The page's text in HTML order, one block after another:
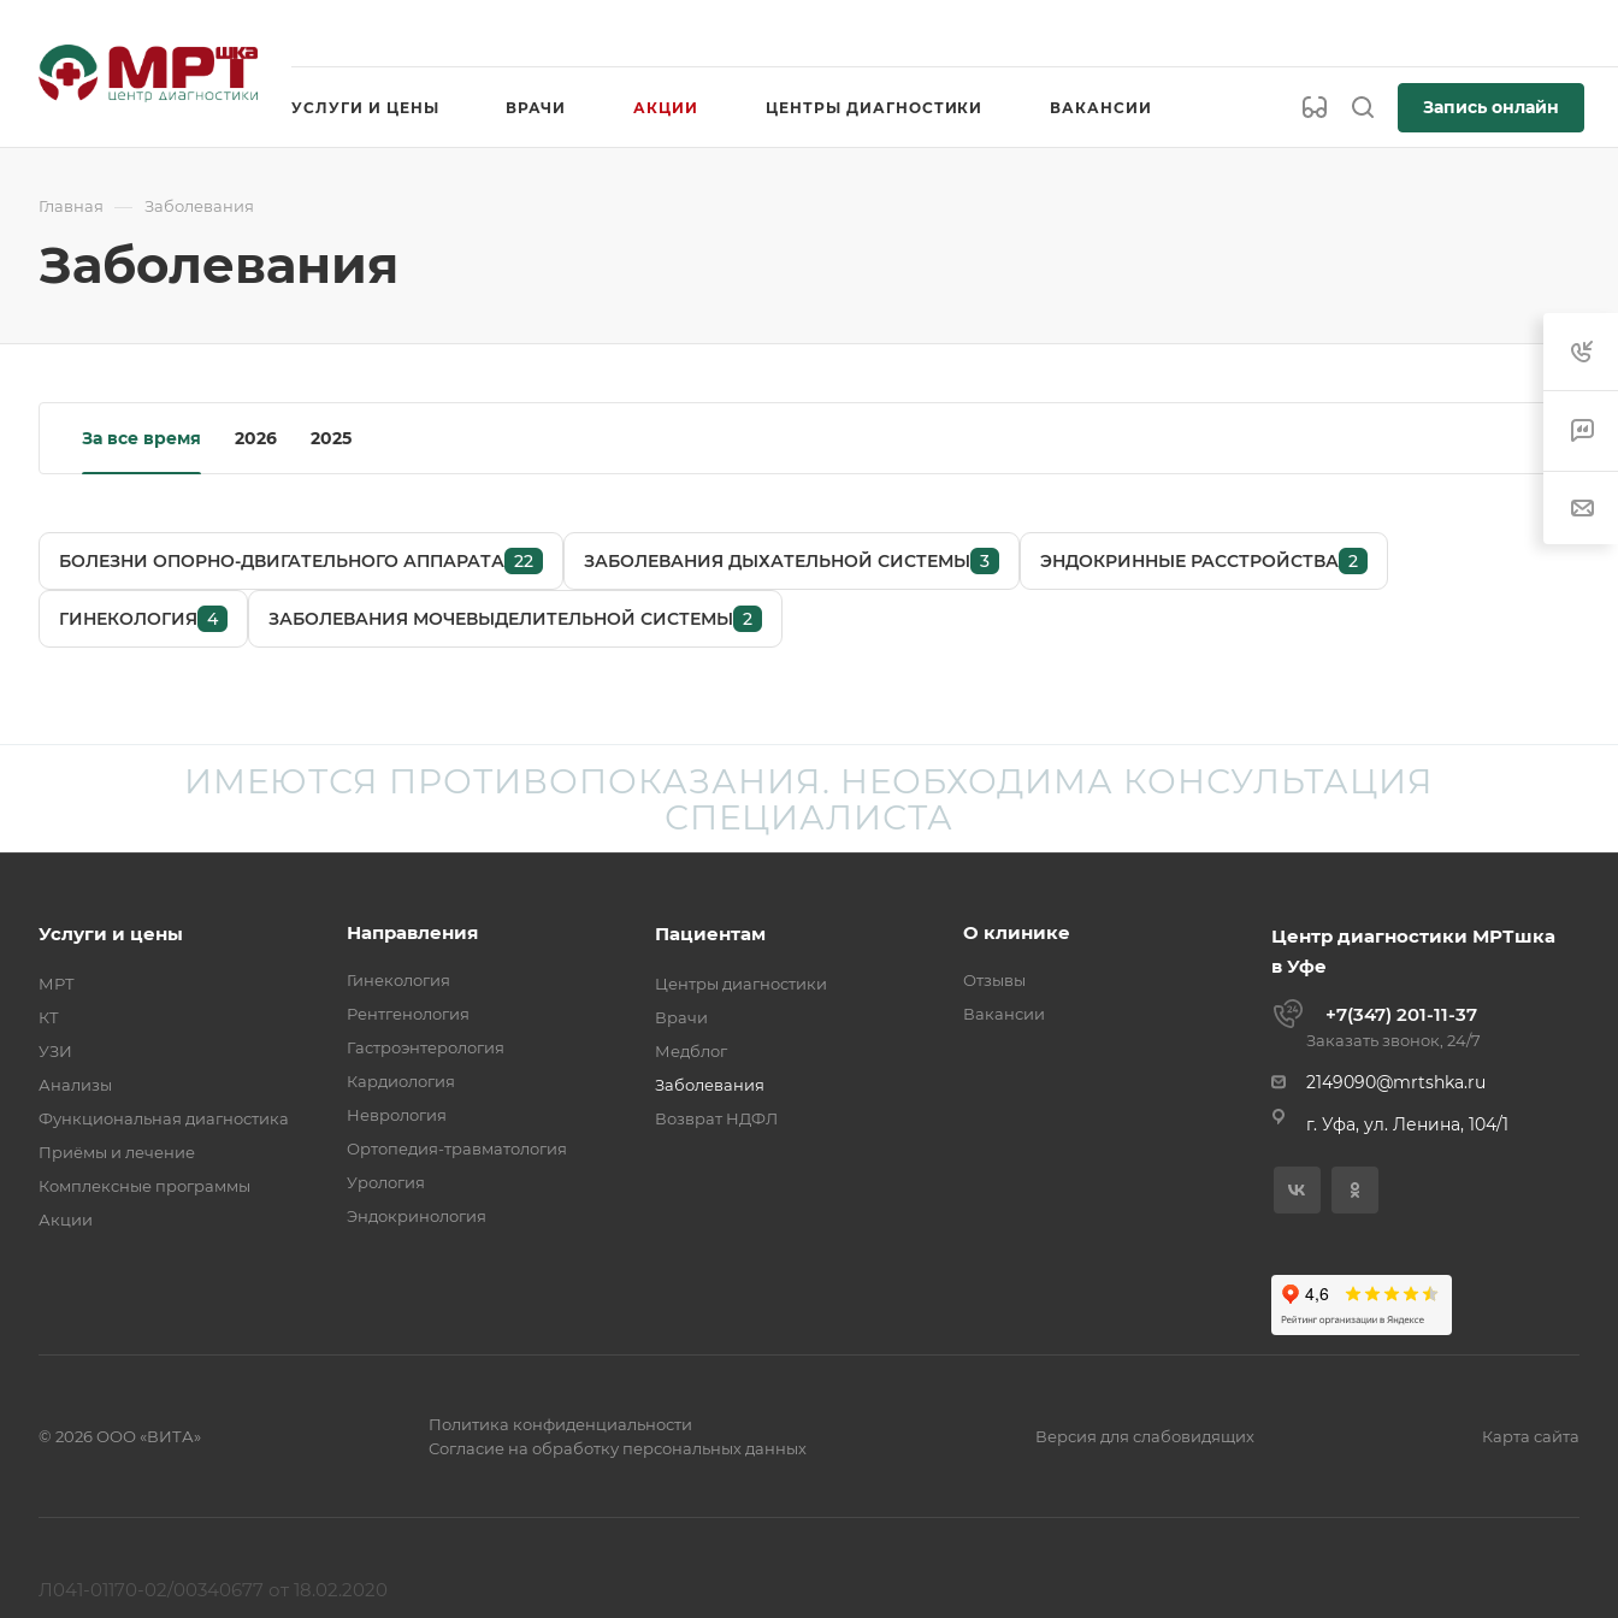
УСЛУГИ И ЦЕНЫ ВРАЧИ АКЦИИ ЦЕНТРЫ ДИАГНОСТИКИ ВАКАНСИИ Запись онлайн
Главная — Заболевания
Заболевания
За все время 2026 2025
БОЛЕЗНИ ОПОРНО-ДВИГАТЕЛЬНОГО АППАРАТА 22 ЗАБОЛЕВАНИЯ ДЫХАТЕЛЬНОЙ СИСТЕМЫ 3 ЭНДОКРИННЫЕ РАССТРОЙСТВА 2
ГИНЕКОЛОГИЯ 4 ЗАБОЛЕВАНИЯ МОЧЕВЫДЕЛИТЕЛЬНОЙ СИСТЕМЫ 2
ИМЕЮТСЯ ПРОТИВОПОКАЗАНИЯ. НЕОБХОДИМА КОНСУЛЬТАЦИЯ
СПЕЦИАЛИСТА
Услуги и цены
МРТ
КТ
УЗИ
Анализы
Функциональная диагностика
Приёмы и лечение
Комплексные программы
Акции
Направления
Гинекология
Рентгенология
Гастроэнтерология
Кардиология
Неврология
Ортопедия-травматология
Урология
Эндокринология
Пациентам
Центры диагностики
Врачи
Медблог
Заболевания
Возврат НДФЛ
О клинике
Отзывы
Вакансии
Центр диагностики МРТшка
в Уфе
+7(347) 201-11-37
Заказать звонок, 24/7
2149090@mrtshka.ru
г. Уфа, ул. Ленина, 104/1
© 2026 ООО «ВИТА»
Политика конфиденциальности
Согласие на обработку персональных данных
Версия для слабовидящих Карта сайта
Л041-01170-02/00340677 от 18.02.2020